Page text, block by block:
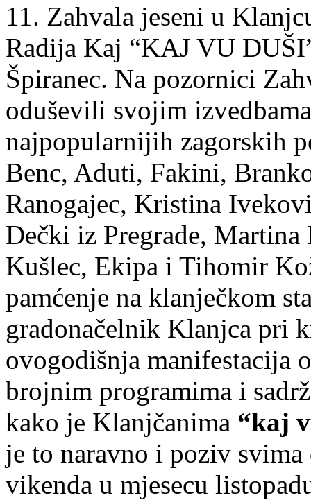
11. Zahvala jeseni u
Radija Kaj “KAJ VU
Špiranec. Na pozornici
oduševili svojim
najpopularnijih zagorskih
Benc, Aduti, Fakini,
Ranogajec, Kristina
Dečki iz Pregrade,
Kušlec, Ekipa i Tihomir
pamćenje na klanječkom
gradonačelnik Klanjca pri
ovogodišnja manifestacija
brojnim programima i
kako je Klanjčanima “kaj
je to naravno i poziv svima
vikenda u mjesecu